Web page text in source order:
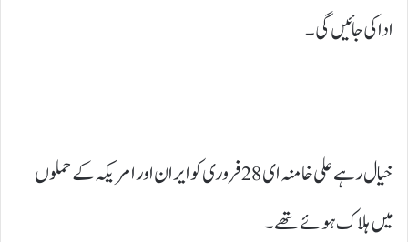
ادا کی جائیں گی۔
خیال رہے علی خامنہ ای 28 فروری کو ایران اور امریکہ کے حملوں
میں ہلاک ہوئے تھے۔